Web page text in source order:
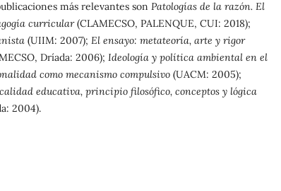
más relevantes son Patologías de la razón. El
curricular(CLAMECSO, PALENQUE, CUI: 2018);
(UIIM: 2007); El ensayo: metateoría, arte y rigor
Dríada: 2006); Ideología y política ambiental en el
como mecanismo compulsivo (UACM: 2005);
educativa, principio filosófico, conceptos y lógica
2004).